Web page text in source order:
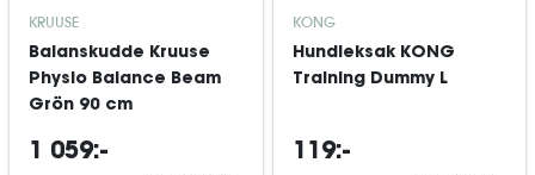
KRUUSE
Balanskudde Kruuse
Physio Balance Beam
Grön 90 cm
1 059:-
KONG
Hundleksak KONG
Training Dummy L
119:-